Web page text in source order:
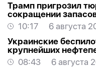
Трамп пригрозил
сокращении
10:17
6 августа
Украинские
крупнейших
России в
08:43
6 августа